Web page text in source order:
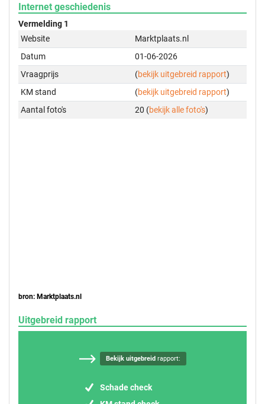
Internet geschiedenis
Vermelding 1
Website
Marktplaats.nl
Datum
01-06-2026
Vraagprijs
(bekijk uitgebreid rapport)
KM stand
(bekijk uitgebreid rapport)
Aantal foto's
20 (bekijk alle foto's)
bron: Marktplaats.nl
Uitgebreid rapport
Bekijk uitgebreidrapport:
Schade check